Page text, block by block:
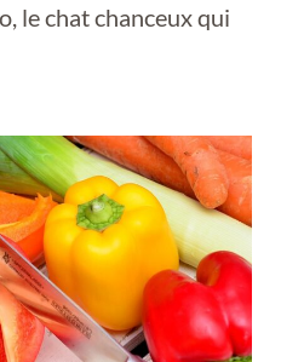
le chat chanceux qui